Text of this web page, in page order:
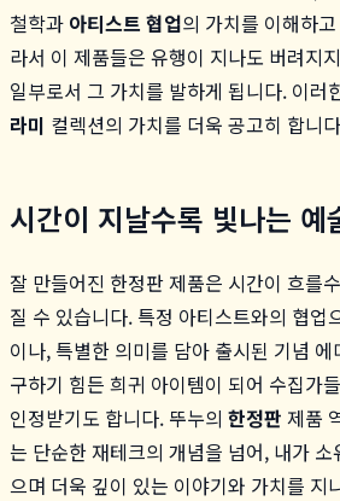
철학과 아티스트 협업의 가치를 이해하
라서 이 제품들은 유행이 지나도 버려지
일부로서 그 가치를 발하게 됩니다. 이러
라미 컬렉션의 가치를 더욱 공고히 합니
시간이 지날수록 빛나는 예
잘 만들어진 한정판 제품은 시간이 흐를
질 수 있습니다. 특정 아티스트와의 협업
이나, 특별한 의미를 담아 출시된 기념
구하기 힘든 희귀 아이템이 되어 수집가
인정받기도 합니다. 뚜누의 한정판 제품
는 단순한 재테크의 개념을 넘어, 내가
으며 더욱 깊이 있는 이야기와 가치를 지